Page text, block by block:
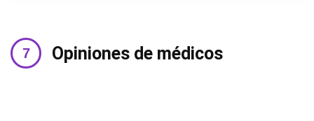
Opiniones de médicos